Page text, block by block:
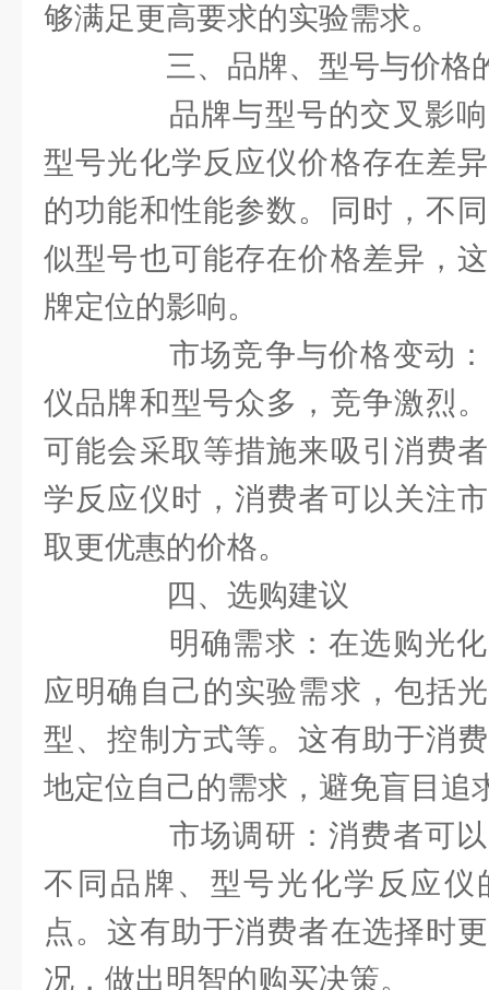
够满足更高要求的实验需求。
三、品牌、型号与价格
品牌与型号的交叉影响
型号光化学反应仪价格存在差
的功能和性能参数。同时，不
似型号也可能存在价格差异，
牌定位的影响。
市场竞争与价格变动：
仪品牌和型号众多，竞争激烈
可能会采取等措施来吸引消费
学反应仪时，消费者可以关注
取更优惠的价格。
四、选购建议
明确需求：在选购光化
应明确自己的实验需求，包括
型、控制方式等。这有助于消
地定位自己的需求，避免盲目追
市场调研：消费者可以
不同品牌、型号光化学反应仪
点。这有助于消费者在选择时
况，做出明智的购买决策。